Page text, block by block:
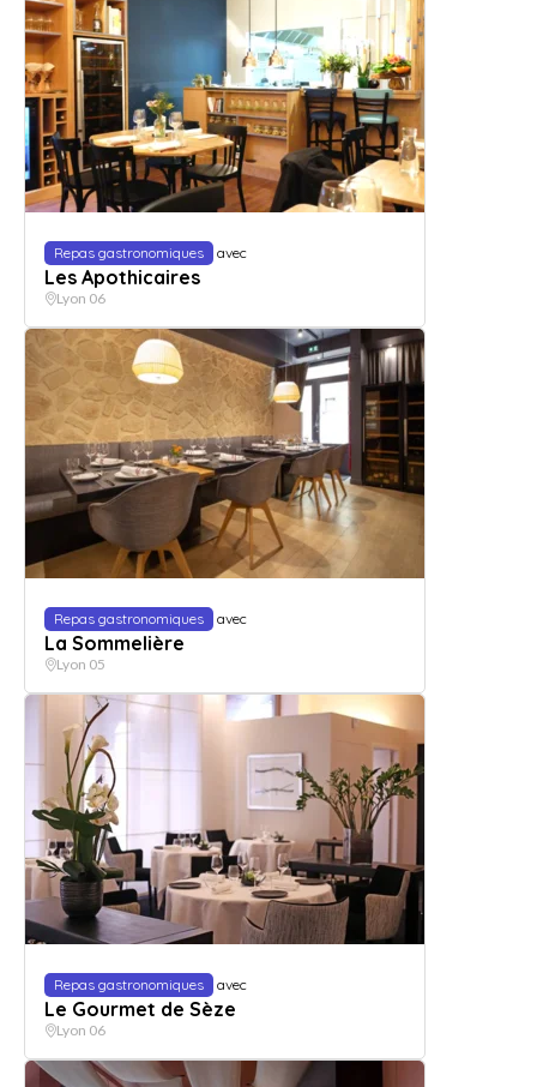
Repas gastronomiques avec
Les Apothicaires
Lyon 06
Repas gastronomiques avec
La Sommelière
Lyon 05
Repas gastronomiques avec
Le Gourmet de Sèze
Lyon 06